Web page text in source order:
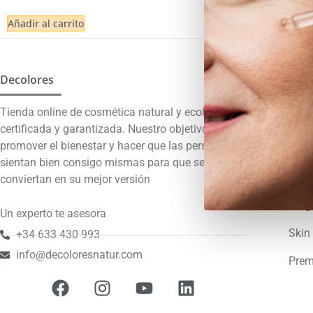
Añadir al carrito
4.00
Añadir al
Decolores
Tienda online de cosmética natural y ecológica
certificada y garantizada. Nuestro objetivo es
promover el bienestar y hacer que las personas se
sientan bien consigo mismas para que se
conviertan en su mejor versión
Un experto te asesora
+34 633 430 993
info@decoloresnatur.com
Skin